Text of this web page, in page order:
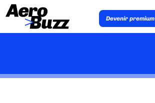
Devenir premium